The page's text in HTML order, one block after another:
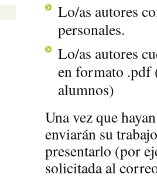
Lo/as autores
personales.
Lo/as autores
en formato .pdf
alumnos)
Una vez que
enviarán su
presentarlo (por
solicitada al